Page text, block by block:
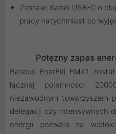
Zestaw: Kabel USB-C o
pracy natychmiast po
Potężny zapas
Baseus EnerFill FM41
łącznej pojemności
niezawodnym towarzyszem
delegacji czy intensywnych
energii pozwala na